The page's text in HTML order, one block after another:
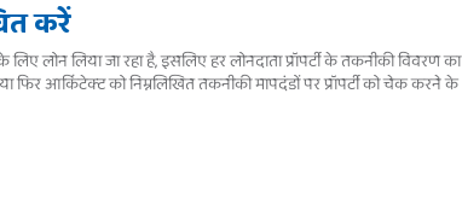
करें
लिया जा रहा है, इसलिए हर लोनदाता प्रॉपर्टी के तकनीकी विवरण का
आर्किटेक्ट को निम्नलिखित तकनीकी मापदंडों पर प्रॉपर्टी को चेक करने के